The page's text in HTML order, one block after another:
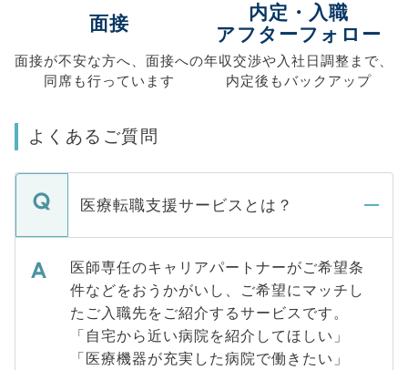
面接
面接が不安な方へ、 面接への
同席も行っています
内定・入職
アフターフォロー
年収交渉や 入社日調整まで、
内定後もバックアップ
よくあるご質問
医療転職支援サービスとは？
医師専任のキャリアパートナーがご希望条
件などをおうかがいし、ご希望にマッチし
たご入職先をご紹介するサービスです。
「自宅から近い病院を紹介してほしい」
「医療機器が充実した病院で働きたい」